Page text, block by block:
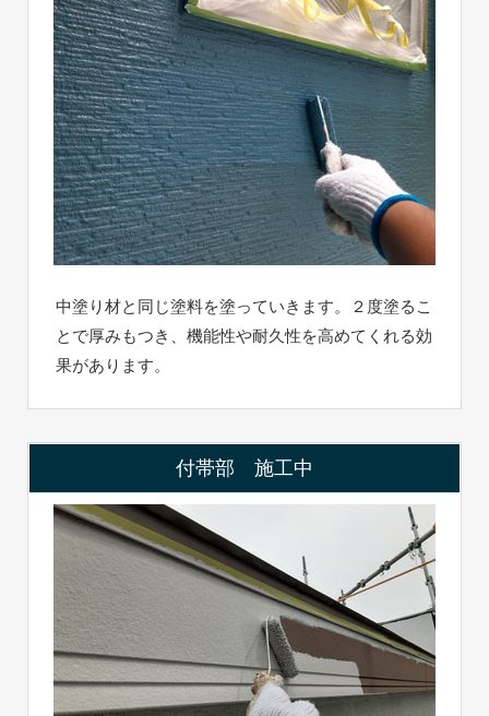
中塗り材と同じ塗料を塗っていきます。２度塗るこ
とで厚みもつき、機能性や耐久性を高めてくれる効
果があります。
付帯部 施工中